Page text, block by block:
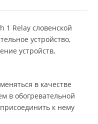
1 Relay словенской
устройство,
устройств,
в качестве
в обогревательной
к нему